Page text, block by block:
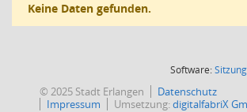
Keine Daten gefunden.
Software:
© 2025 Stadt Erlangen
Datenschutz
Impressum
Umsetzung:digitalfabriX